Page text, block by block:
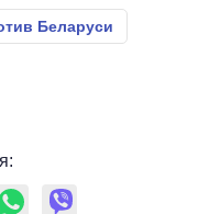
Беларуси